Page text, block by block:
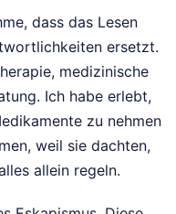
dass das Lesen
ersetzt.
medizinische
Ich habe erlebt,
zu nehmen
weil sie dachten,
allein regeln.